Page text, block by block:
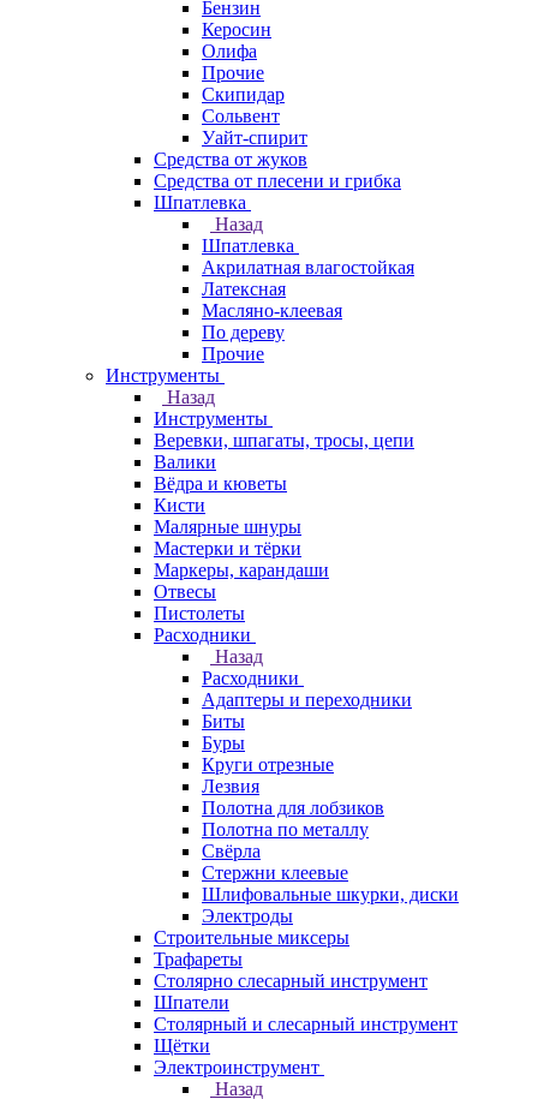
Бензин
Керосин
Олифа
Прочие
Скипидар
Сольвент
Уайт-спирит
Средства от жуков
Средства от плесени и грибка
Шпатлевка
Назад
Шпатлевка
Акрилатная влагостойкая
Латексная
Масляно-клеевая
По дереву
Прочие
Инструменты
Назад
Инструменты
Веревки, шпагаты, тросы, цепи
Валики
Вёдра и кюветы
Кисти
Малярные шнуры
Мастерки и тёрки
Маркеры, карандаши
Отвесы
Пистолеты
Расходники
Назад
Расходники
Адаптеры и переходники
Биты
Буры
Круги отрезные
Лезвия
Полотна для лобзиков
Полотна по металлу
Свёрла
Стержни клеевые
Шлифовальные шкурки, диски
Электроды
Строительные миксеры
Трафареты
Столярно слесарный инструмент
Шпатели
Столярный и слесарный инструмент
Щётки
Электроинструмент
Назад